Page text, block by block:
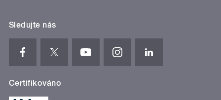
Sledujte nás
Certifikováno